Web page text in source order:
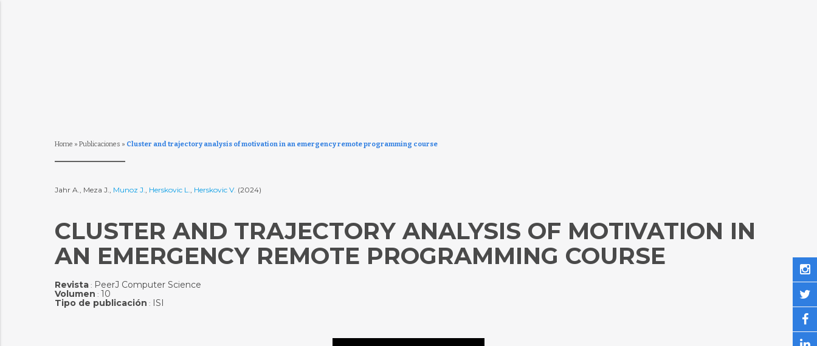
Home » Publicaciones » Cluster and trajectory analysis of motivation in an emergency remote programming course
Jahr A., Meza J., Munoz J., Herskovic L., Herskovic V. (2024)
CLUSTER AND TRAJECTORY ANALYSIS OF MOTIVATION IN
AN EMERGENCY REMOTE PROGRAMMING COURSE
Revista: PeerJ Computer Science
Volumen : 10
Tipo de publicación : ISI